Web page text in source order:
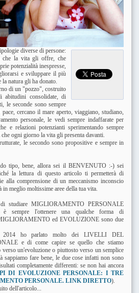
diverse di persone:
che la vita gli offre, che
potenzialità inespresse,
e sviluppare il più
natura gli ha donato.
di un "pozzo", costruito
consolidate, di
le seconde sono sempre
cercano il mare aperto, viaggiano, studiano,
personale, le vedi sempre indaffarate per
e relazioni potenzianti sperimentando sempre
ogni giorno la vita gli presenta davanti.
le secondo sono propositive e sempre in
tipo, bene, allora sei il BENVENUTO :-) sei
la lettura di questo articolo ti permetterà di
alla comprensione di un meccanismo inconscio
meglio moltissime aree della tua vita.
studiare MIGLIORAMENTO PERSONALE
sempre l'ottenere una qualche forma di
ed EVOLUZIONE sono due
2014 ho parlato molto dei LIVELLI DEL
e di come capire se quello che stiamo
un'evoluzione o piuttosto verso un semplice
sappiamo fare bene, le due cose infatti non sono
completamente differenti: se non hai ancora
DI EVOLUZIONE PERSONALE: I TRE
PERSONALE. LINK DIRETTO).
dell'articolo...